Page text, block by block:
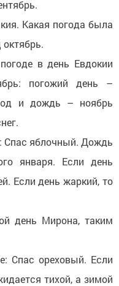
Какая погода была
в день Евдокии
погожий день –
и дождь – ноябрь
Спас яблочный. Дождь
января. Если день
Если день жаркий, то
день Мирона, таким
Спас ореховый. Если
тихой, а зимой